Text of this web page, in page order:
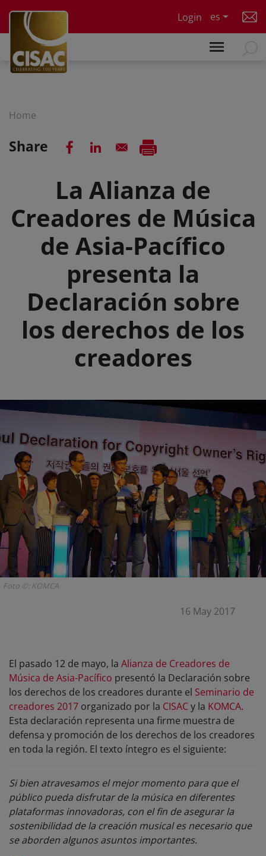
Login
es
Home
Share
La Alianza de
Creadores de Música
de Asia-Pacífico
presenta la
Declaración sobre
los derechos de los
creadores
Foto ©: KOMCA
16 May 2017
El pasado 12 de mayo, la Alianza de Creadores de
Música de Asia-Pacífico presentó la Declaración sobre
los derechos de los creadores durante el Seminario de
creadores 2017 organizado por la CISACy la KOMCA.
Esta declaración representa una firme muestra de
defensa y promoción de los derechos de los creadores
en toda la región. El texto íntegro es el siguiente:
Si bien atravesamos el mejor momento para que el
público pueda disfrutar de la música en diferentes
plataformas innovadoras, con el fin de asegurar la
sostenibilidad de la creación musical es necesario que
se aborden algunos asuntos importantes.